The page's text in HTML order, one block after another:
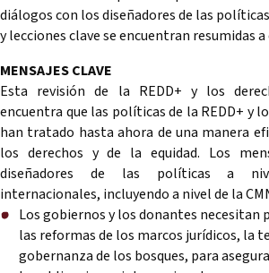
diálogos con los diseñadores de las
y lecciones clave se encuentran resumidas
MENSAJES CLAVE
Esta revisión de la REDD+ y los
encuentra que las políticas de la REDD+ y
han tratado hasta ahora de una manera
los derechos y de la equidad. Los
diseñadores de las políticas a
internacionales, incluyendo a nivel de la
Los gobiernos y los donantes necesitan
las reformas de los marcos jurídicos, la
gobernanza de los bosques, para